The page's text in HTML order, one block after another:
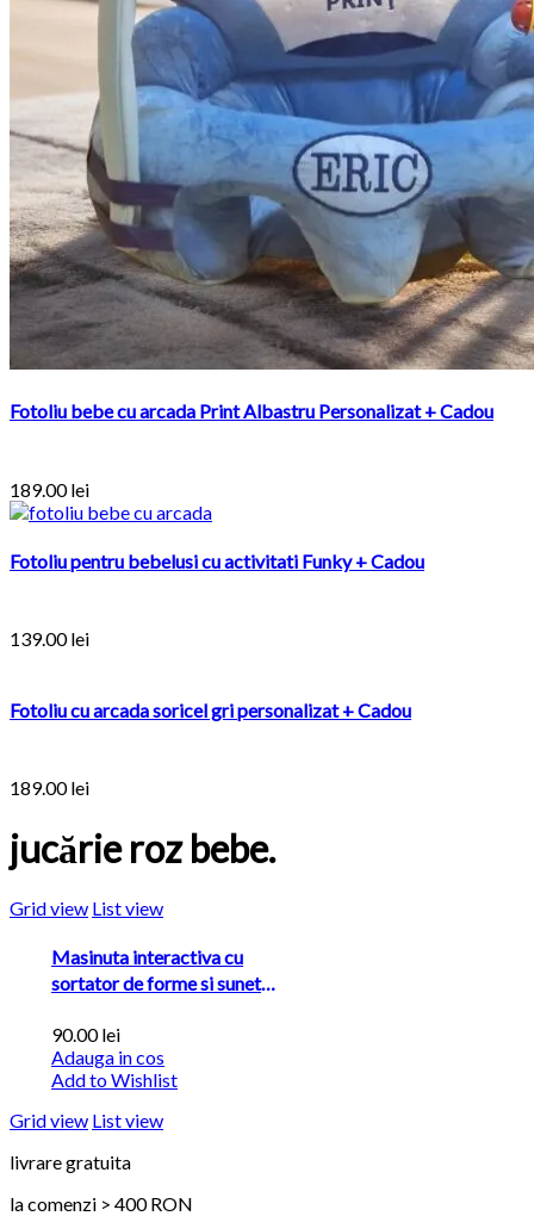
Fotoliu bebe cu arcada Print Albastru Personalizat + Cadou
189.00lei
Fotoliu pentru bebelusi cu activitati Funky + Cadou
139.00lei
Fotoliu cu arcada soricel gri personalizat + Cadou
189.00lei
jucărie roz bebe.
Grid view List view
Masinuta interactiva cu
sortator de forme si sunete
90.00lei
Adauga in cos
Add to Wishlist
Grid view List view
livrare gratuita
la comenzi > 400 RON